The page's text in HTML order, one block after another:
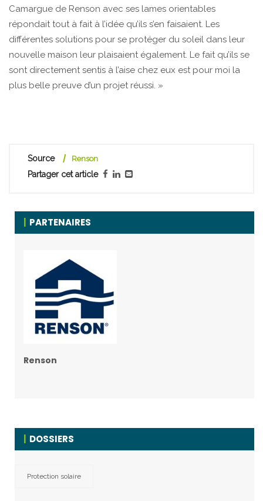
Camargue de Renson avec ses lames orientables
répondait tout à fait à l’idée qu’ils s’en faisaient. Les
différentes solutions pour se protéger du soleil dans leur
nouvelle maison leur plaisaient également. Le fait qu’ils se
sont directement sentis à l’aise chez eux est pour moi la
plus belle preuve d’un projet réussi. »
Source Renson
Partager cet article
PARTENAIRES
Renson
DOSSIERS
Protection solaire